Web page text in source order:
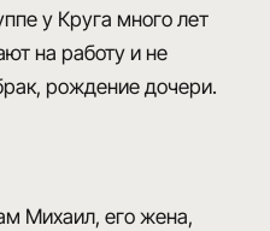
у Круга много лет
на работу и не
рождение дочери.
Михаил, его жена,